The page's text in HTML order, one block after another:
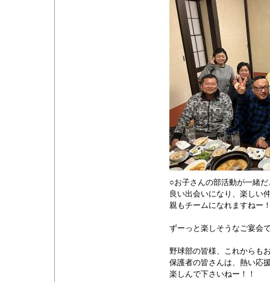
○お子さんの部活動が一緒
良い出会いになり、楽しい
親もチームになれますねー
ずーっと楽しそうなご宴会
野球部の皆様、これからも
保護者の皆さんは、熱い応
楽しんで下さいねー！！